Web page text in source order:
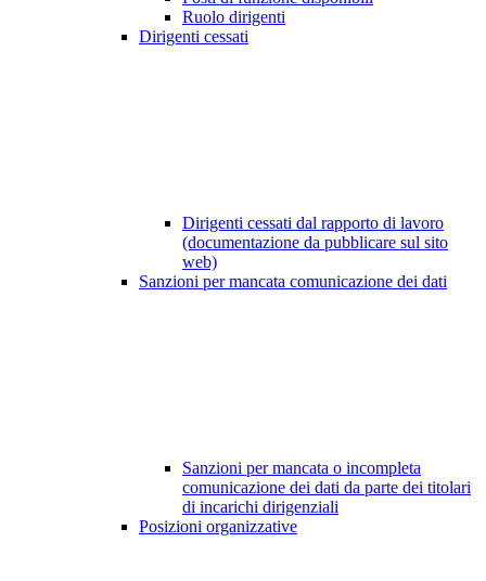
Ruolo dirigenti
Dirigenti cessati
Dirigenti cessati dal rapporto di lavoro
(documentazione da pubblicare sul sito
web)
Sanzioni per mancata comunicazione dei dati
Sanzioni per mancata o incompleta
comunicazione dei dati da parte dei titolari
di incarichi dirigenziali
Posizioni organizzative